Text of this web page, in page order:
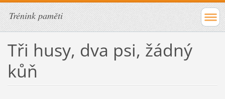
Trénink paměti
Tři husy, dva psi, žádný
kůň